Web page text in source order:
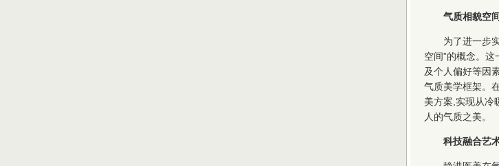
气质相貌空
为了进一步
空间”的概念。
及个人偏好等因
气质美学框架。
美方案,实现从冷
人的气质之美。
科技融合艺